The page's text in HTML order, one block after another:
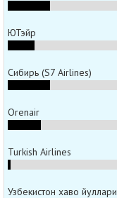
ЮТэйр
Сибирь (S7 Airlines)
Orenair
Turkish Airlines
Узбекистон хаво йуллари